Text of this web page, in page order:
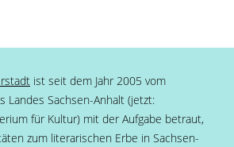
ist seit dem Jahr 2005 vom
Landes Sachsen-Anhalt (jetzt:
für Kultur) mit der Aufgabe betraut,
zum literarischen Erbe in Sachsen-